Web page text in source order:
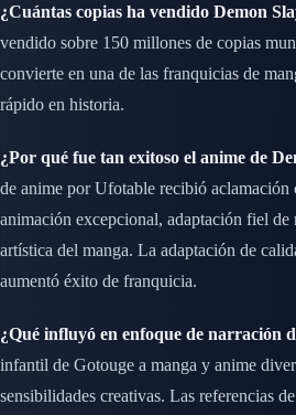
¿Cuántas copias ha vendido Demon
vendido sobre 150 millones de copias
convierte en una de las franquicias de
rápido en historia.
¿Por qué fue tan exitoso el anime de
de anime por Ufotable recibió aclamación
animación excepcional, adaptación fiel
artística del manga. La adaptación de
aumentó éxito de franquicia.
¿Qué influyó en enfoque de narración
infantil de Gotouge a manga y anime
sensibilidades creativas. Las referencias